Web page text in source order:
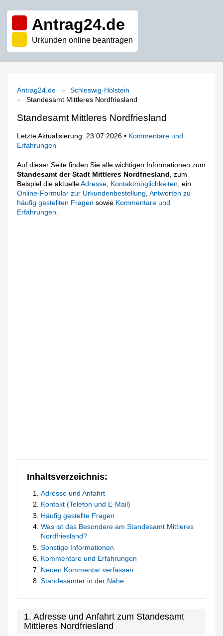
Antrag24.de
Urkunden online beantragen
Antrag24.de
Schleswig-Holstein
Standesamt Mittleres Nordfriesland
Standesamt Mittleres Nordfriesland
Letzte Aktualisierung: 23.07.2026 • Kommentare und
Erfahrungen
Auf dieser Seite finden Sie alle wichtigen Informationen zum
Standesamt der Stadt Mittleres Nordfriesland , zum
Beispiel die aktuelleAdresse Kontaktmöglichkeiten , ein
Online-Formular zur Urkundenbestellung ,Antworten zu
häufig gestellten Fragen sowie Kommentare und
Erfahrungen
Inhaltsverzeichnis:
Adresse und Anfahrt
Kontakt (Telefon und E-Mail)
Häufig gestellte Fragen
Was ist das Besondere am Standesamt Mittleres
Nordfriesland?
Sonstige Informationen
Kommentare und Erfahrungen
Neuen Kommentar verfassen
Standesämter in der Nähe
1. Adresse und Anfahrt zum Standesamt
Mittleres Nordfriesland